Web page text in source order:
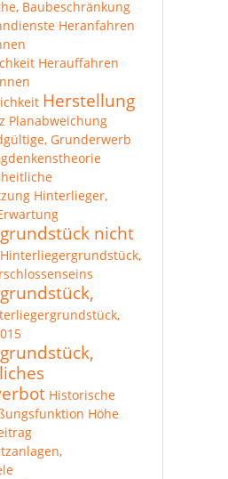
Baubeschränkung
Heranfahren
Herauffahren
Herstellung
Planabweichung
Grunderwerb
Hinterlieger,
nicht
Hinterliegergrundstück,
Historische
Höhe